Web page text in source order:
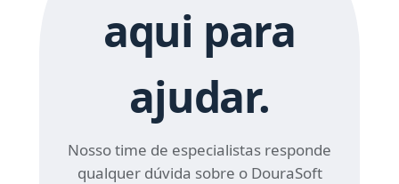
aqui para
ajudar.
Nosso time de especialistas responde
qualquer dúvida sobre o DouraSoft